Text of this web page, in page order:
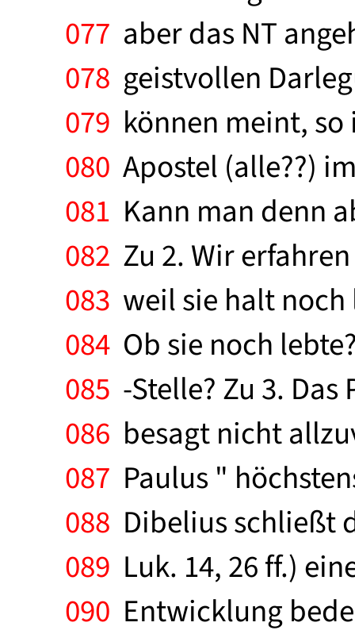
077 aber das NT
078 geistvollen
079 können meint,
080 Apostel (alle??)
081 Kann man denn
082 Zu 2. Wir
083 weil sie halt
084 Ob sie noch
085 -Stelle? Zu 3.
086 besagt nicht
087 Paulus "
088 Dibelius schließt
089 Luk. 14, 26 ff.)
090 Entwicklung